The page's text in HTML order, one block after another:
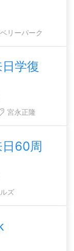
リーパーク
学復
宮永正隆
60周
ズ